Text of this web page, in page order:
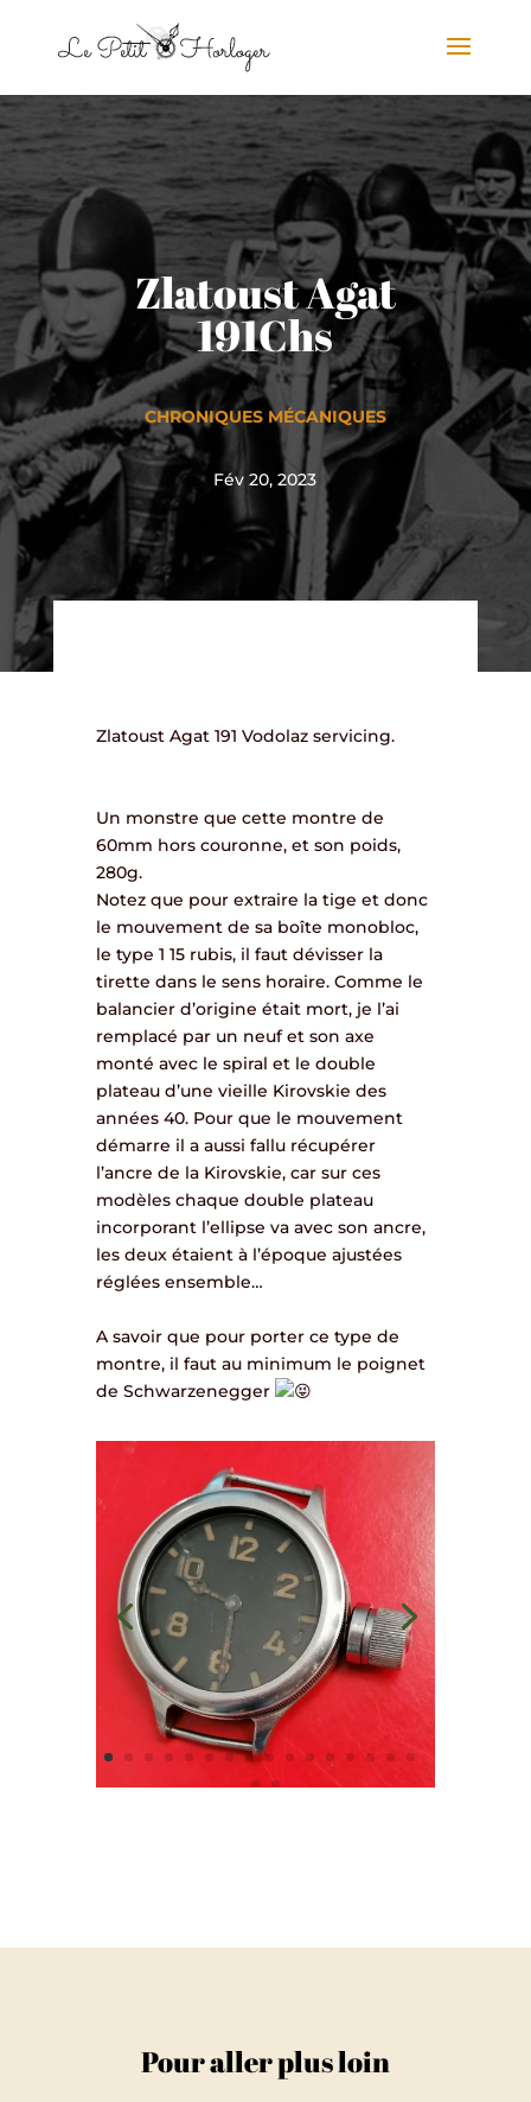
Zlatoust Agat
191Chs
CHRONIQUES MÉCANIQUES
Fév 20, 2023
Zlatoust Agat 191 Vodolaz servicing.
Un monstre que cette montre de
60mm hors couronne, et son poids,
280g.
Notez que pour extraire la tige et donc
le mouvement de sa boîte monobloc,
le type 1 15 rubis, il faut dévisser la
tirette dans le sens horaire. Comme le
balancier d’origine était mort, je l’ai
remplacé par un neuf et son axe
monté avec le spiral et le double
plateau d’une vieille Kirovskie des
années 40. Pour que le mouvement
démarre il a aussi fallu récupérer
l’ancre de la Kirovskie, car sur ces
modèles chaque double plateau
incorporant l’ellipse va avec son ancre,
les deux étaient à l’époque ajustées
réglées ensemble…
A savoir que pour porter ce type de
montre, il faut au minimum le poignet
de Schwarzenegger
Pour aller plus loin